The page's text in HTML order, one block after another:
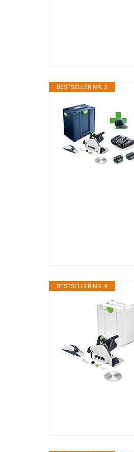
BESTSELLER NR. 3
BESTSELLER NR. 4